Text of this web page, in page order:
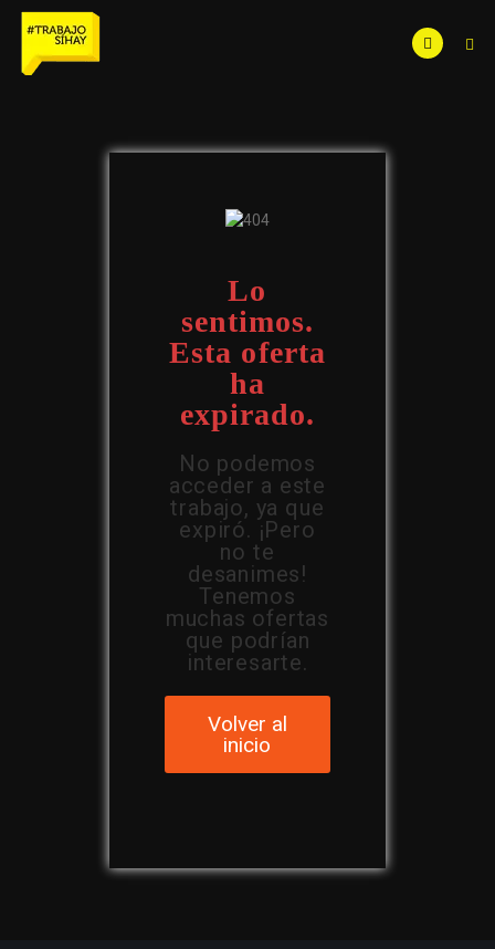
Lo
sentimos.
Esta oferta
ha
expirado.
No podemos
acceder a este
trabajo, ya que
expiró. ¡Pero
no te
desanimes!
Tenemos
muchas ofertas
que podrían
interesarte.
Volver al
inicio